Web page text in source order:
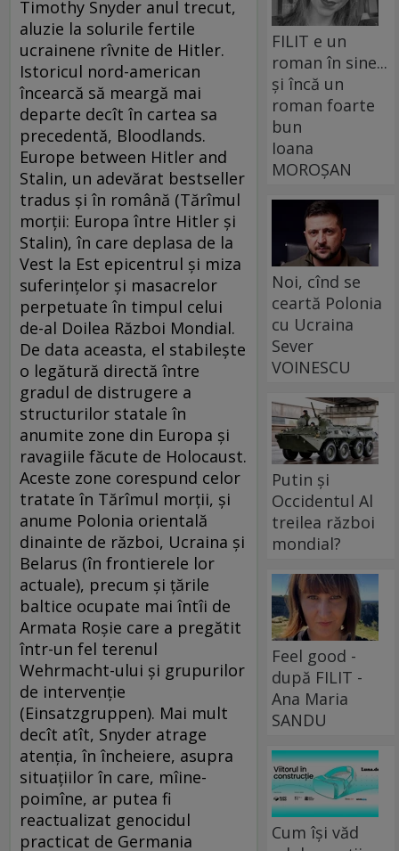
Timothy Snyder anul trecut,
aluzie la solurile fertile
ucrainene rîvnite de Hitler.
Istoricul nord-american
încearcă să meargă mai
departe decît în cartea sa
precedentă, Bloodlands.
Europe between Hitler and
Stalin, un adevărat bestseller
tradus şi în română (Tărîmul
morţii: Europa între Hitler şi
Stalin), în care deplasa de la
Vest la Est epicentrul şi miza
suferinţelor şi masacrelor
perpetuate în timpul celui
de-al Doilea Război Mondial.
De data aceasta, el stabileşte
o legătură directă între
gradul de distrugere a
structurilor statale în
anumite zone din Europa şi
ravagiile făcute de Holocaust.
Aceste zone corespund celor
tratate în Tărîmul morţii, şi
anume Polonia orientală
dinainte de război, Ucraina şi
Belarus (în frontierele lor
actuale), precum şi ţările
baltice ocupate mai întîi de
Armata Roşie care a pregătit
într-un fel terenul
Wehrmacht-ului şi grupurilor
de intervenţie
(Einsatzgruppen). Mai mult
decît atît, Snyder atrage
atenţia, în încheiere, asupra
situaţiilor în care, mîine-
poimîne, ar putea fi
reactualizat genocidul
practicat de Germania
FILIT e un
roman în sine...
și încă un
roman foarte
bun
Ioana
MOROȘAN
Noi, cînd se
ceartă Polonia
cu Ucraina
Sever
VOINESCU
Putin și
Occidentul Al
treilea război
mondial?
Feel good -
după FILIT -
Ana Maria
SANDU
Cum își văd